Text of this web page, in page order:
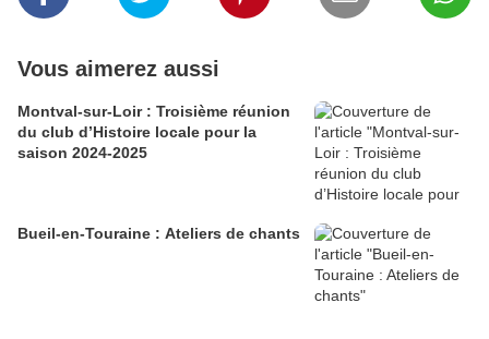
Vous aimerez aussi
Montval-sur-Loir : Troisième réunion
du club d’Histoire locale pour la
saison 2024-2025
Bueil-en-Touraine : Ateliers de chants